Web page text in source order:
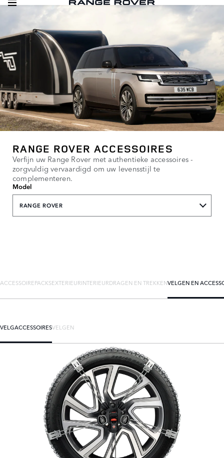
RANGE ROVER ACCESSOIRES
Verfijn uw Range Rover met authentieke accessoires -
zorgvuldig vervaardigd om uw levensstijl te
complementeren.
Model
RANGE ROVER
ACCESSOIREPACKSEXTERIEURINTERIEURDRAGEN EN TREKKENVELGEN EN
VELGACCESSOIRESVELGEN